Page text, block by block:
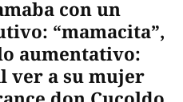
con un
“mamacita”,
aumentativo:
ver a su mujer